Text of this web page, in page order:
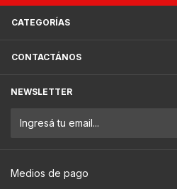
CATEGORÍAS
CONTACTÁNOS
NEWSLETTER
Medios de pago